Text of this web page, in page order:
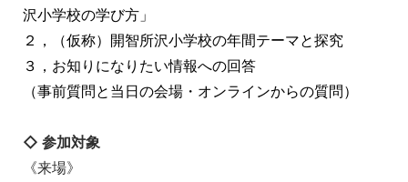
沢小学校の学び方」
２，
（仮称）開智所沢小学校の年間テーマと探究
３，お知りになりたい情報への回答
（事前質問と当日の会場・オンラインからの質問）
◇ 参加対象
《来場》